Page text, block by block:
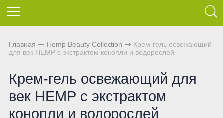
Инволвер
Для чистки зубов
Для очков
Текстиль
Минеральная косметика
Декоративная косметика
Маски и бустер
Зубная паста и порошок
Спонжи для зубов
Средства женской гигиены
Фульвовые кислоты
Функциональные напитки
Функциональное питание
Чай дыхательный
Женский чай
Мужской чай
Sharme
Welllab
Hemp
Главная Hemp Beauty Collection
Крем-гель освежающий
для век НЕМР с экстрактом конопли и водорослей
Крем-гель освежающий для
век НЕМР с экстрактом
конопли и водорослей